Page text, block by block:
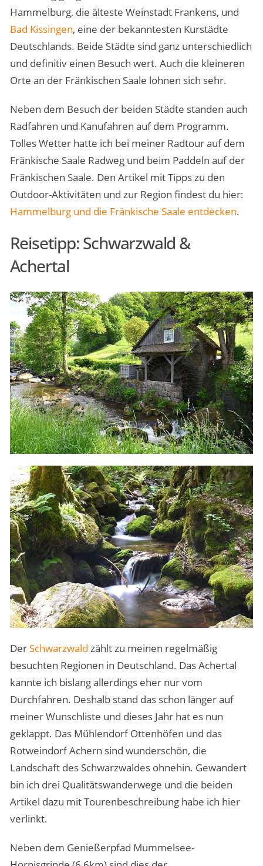
Hammelburg, die älteste Weinstadt Frankens, und
Bad Kissingen, eine der bekanntesten Kurstädte
Deutschlands. Beide Städte sind ganz unterschiedlich
und definitiv einen Besuch wert. Auch die kleineren
Orte an der Fränkischen Saale lohnen sich sehr.
Neben dem Besuch der beiden Städte standen auch
Radfahren und Kanufahren auf dem Programm.
Tolles Wetter hatte ich bei meiner Radtour auf dem
Fränkische Saale Radweg und beim Paddeln auf der
Fränkischen Saale. Den Artikel mit Tipps zu den
Outdoor-Aktivitäten und zur Region findest du hier:
Hammelburg und die Fränkische Saale entdecken.
Reisetipp: Schwarzwald &
Achertal
DerSchwarzwald zählt zu meinen regelmäßig
besuchten Regionen in Deutschland. Das Achertal
kannte ich bislang allerdings eher nur vom
Durchfahren. Deshalb stand das schon länger auf
meiner Wunschliste und dieses Jahr hat es nun
geklappt. Das Mühlendorf Ottenhöfen und das
Rotweindorf Achern sind wunderschön, die
Landschaft des Schwarzwaldes ohnehin. Gewandert
bin ich drei Qualitätswanderwege und die beiden
Artikel dazu mit Tourenbeschreibung habe ich hier
verlinkt.
Neben dem Genießerpfad Mummelsee-